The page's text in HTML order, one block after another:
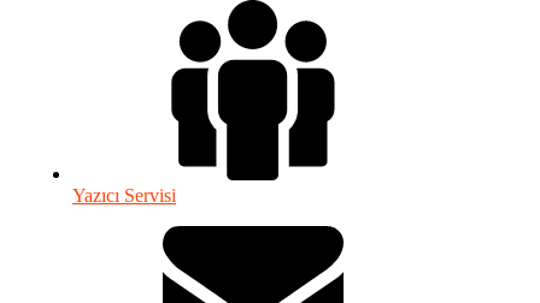
Yazıcı Servisi